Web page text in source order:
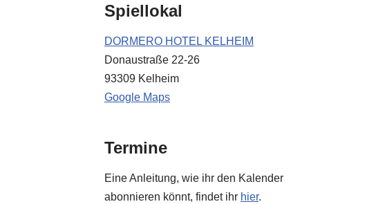
Spiellokal
DORMERO HOTEL KELHEIM
Donaustraße 22-26
93309 Kelheim
Google Maps
Termine
Eine Anleitung, wie ihr den Kalender
abonnieren könnt, findet ihr hier.